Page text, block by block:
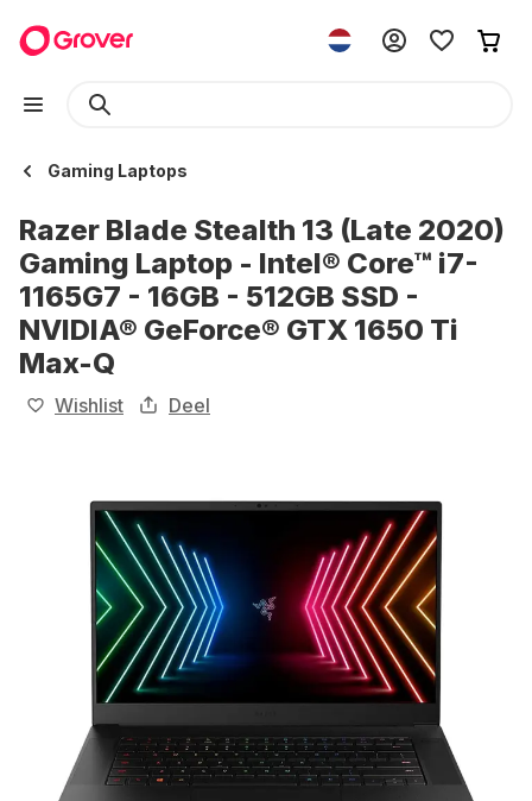
Gaming Laptops
Razer Blade Stealth 13 (Late 2020)
Gaming Laptop - Intel® Core™ i7-
1165G7 - 16GB - 512GB SSD -
NVIDIA® GeForce® GTX 1650 Ti
Max-Q
Wishlist Deel